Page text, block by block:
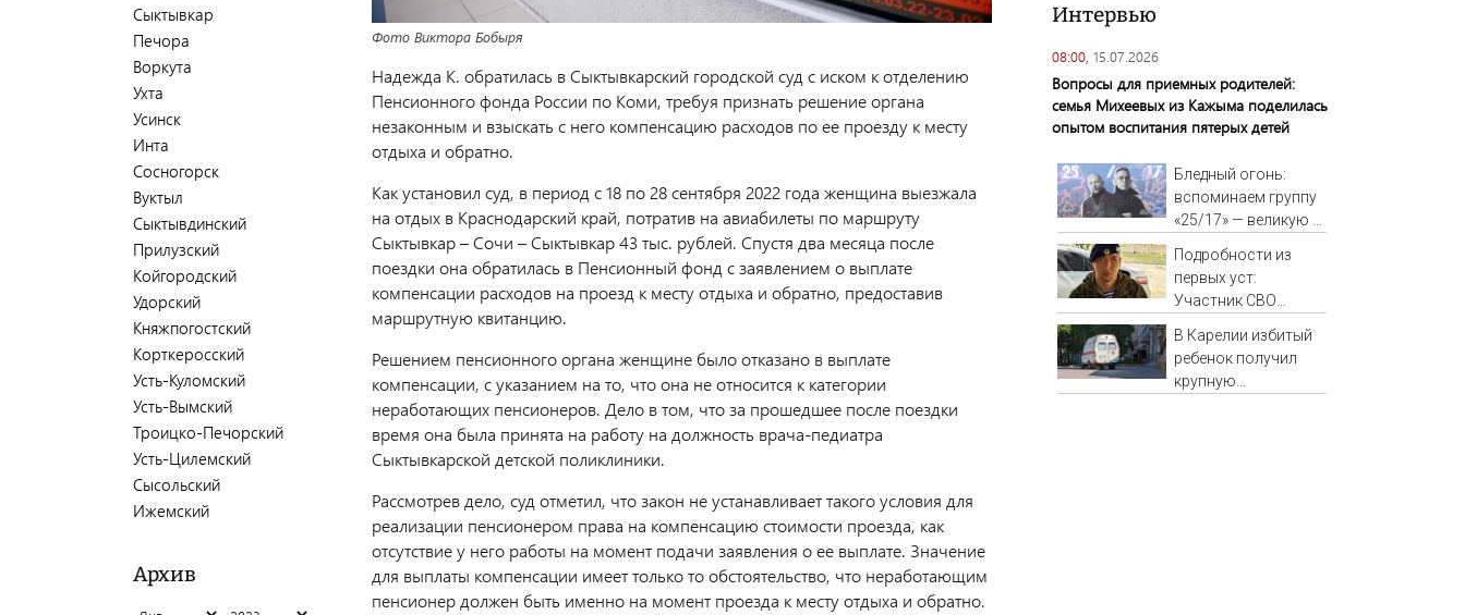
Сыктывкар
Печора
Воркута
Ухта
Усинск
Инта
Сосногорск
Вуктыл
Сыктывдинский
Прилузский
Койгородский
Удорский
Княжпогостский
Корткеросский
Усть-Куломский
Усть-Вымский
Троицко-Печорский
Усть-Цилемский
Сысольский
Ижемский
Архив
Фото Виктора Бобыря
Надежда К. обратилась в Сыктывкарский городской суд с иском к отделению
Пенсионного фонда России по Коми, требуя признать решение органа
незаконным и взыскать с него компенсацию расходов по ее проезду к месту
отдыха и обратно.
Как установил суд, в период с 18 по 28 сентября 2022 года женщина выезжала
на отдых в Краснодарский край, потратив на авиабилеты по маршруту
Сыктывкар – Сочи – Сыктывкар 43 тыс. рублей. Спустя два месяца после
поездки она обратилась в Пенсионный фонд с заявлением о выплате
компенсации расходов на проезд к месту отдыха и обратно, предоставив
маршрутную квитанцию.
Решением пенсионного органа женщине было отказано в выплате
компенсации, с указанием на то, что она не относится к категории
неработающих пенсионеров. Дело в том, что за прошедшее после поездки
время она была принята на работу на должность врача-педиатра
Сыктывкарской детской поликлиники.
Рассмотрев дело, суд отметил, что закон не устанавливает такого условия для
реализации пенсионером права на компенсацию стоимости проезда, как
отсутствие у него работы на момент подачи заявления о ее выплате. Значение
для выплаты компенсации имеет только то обстоятельство, что неработающим
пенсионер должен быть именно на момент проезда к месту отдыха и обратно.
Интервью
08:00, 15.07.2026
Вопросы для приемных родителей:
семья Михеевых из Кажыма поделилась
опытом воспитания пятерых детей
Бледный огонь:
вспоминаем группу
«25/17» — великую и
Подробности из
первых уст:
Участник СВО
спасло его в
схватке с медведем
В Карелии избитый
ребенок получил
крупную